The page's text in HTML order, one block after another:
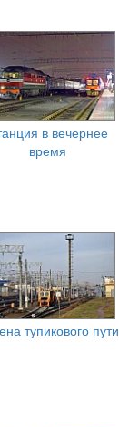
в вечернее
время
тупикового пути